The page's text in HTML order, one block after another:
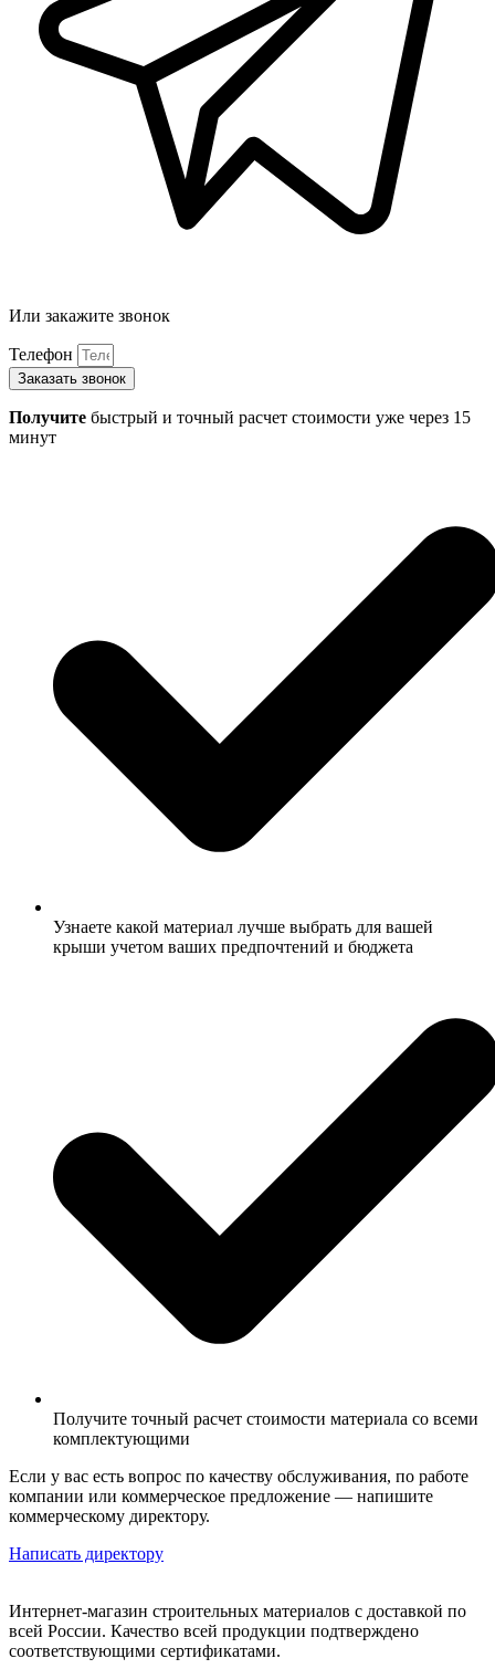
Или закажите звонок
Телефон
Заказать звонок
Получите быстрый и точный расчет стоимости уже через 15
минут
Узнаете какой материал лучше выбрать для вашей
крыши учетом ваших предпочтений и бюджета
Получите точный расчет стоимости материала со всеми
комплектующими
Если у вас есть вопрос по качеству обслуживания, по работе
компании или коммерческое предложение — напишите
коммерческому директору.
Написать директору
Интернет-магазин строительных материалов с доставкой по
всей России. Качество всей продукции подтверждено
соответствующими сертификатами.